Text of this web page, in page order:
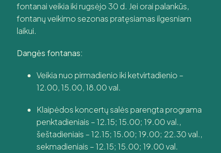
fontanai veikia iki rugsėjo 30 d. Jei orai palankūs,
fontanų veikimo sezonas pratęsiamas ilgesniam
laikui.
Dangės fontanas:
Veikia nuo pirmadienio iki ketvirtadienio –
12.00, 15.00, 18.00 val.
Klaipėdos koncertų salės parengta programa
penktadieniais – 12.15; 15.00; 19.00 val.,
šeštadieniais – 12.15; 15.00; 19.00; 22.30 val.,
sekmadieniais – 12.15; 15.00; 19.00 val.